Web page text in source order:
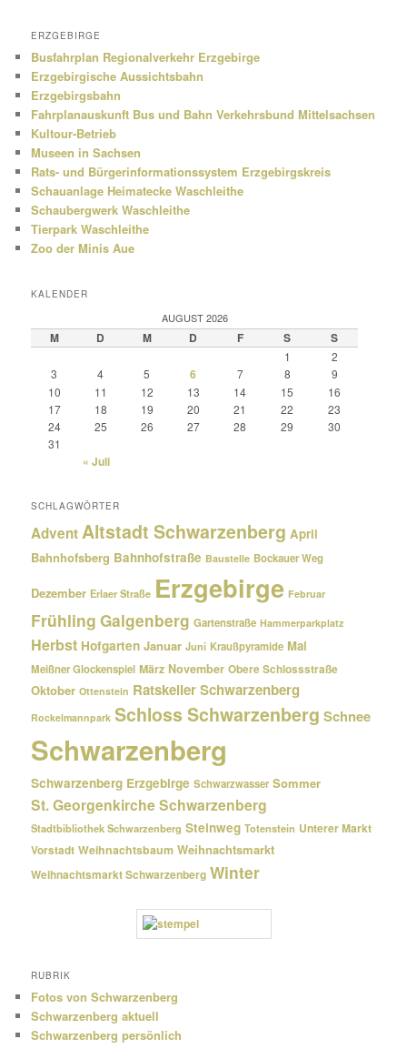
ERZGEBIRGE
Busfahrplan Regionalverkehr Erzgebirge
Erzgebirgische Aussichtsbahn
Erzgebirgsbahn
Fahrplanauskunft Bus und Bahn Verkehrsbund Mittelsachsen
Kultour-Betrieb
Museen in Sachsen
Rats- und Bürgerinformationssystem Erzgebirgskreis
Schauanlage Heimatecke Waschleithe
Schaubergwerk Waschleithe
Tierpark Waschleithe
Zoo der Minis Aue
KALENDER
AUGUST 2026
M D M D F S S
1
2
3
4 5 6 7 8
9
10
11 12 13 14 15
16
17
18 19 20 21 22
23
24
25 26 27 28 29
30
31
« Juli
SCHLAGWÖRTER
AdventAltstadt Schwarzenberg April
Bahnhofsberg Bahnhofstraße Baustelle Bockauer Weg
Dezember Erlaer Straße Erzgebirge Februar
Frühling Galgenberg Gartenstraße Hammerparkplatz
Herbst Hofgarten Januar Juni Kraußpyramide Mai
Meißner Glockenspiel März November Obere Schlossstraße
Oktober Ottenstein Ratskeller Schwarzenberg
Rockelmannpark Schloss Schwarzenberg Schnee
Schwarzenberg
Schwarzenberg Erzgebirge Schwarzwasser Sommer
St. Georgenkirche Schwarzenberg
Stadtbibliothek Schwarzenberg Steinweg Totenstein Unterer Markt
Vorstadt Weihnachtsbaum Weihnachtsmarkt
Weihnachtsmarkt Schwarzenberg Winter
RUBRIK
Fotos von Schwarzenberg
Schwarzenberg aktuell
Schwarzenberg persönlich